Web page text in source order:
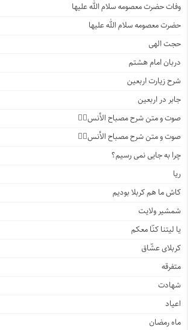
وفات حضرت معصومه سلام الله علیها
حضرت معصومه سلام الله علیها
حجت الهی
دربان امام هشتم
شرح زیارت اربعین
جابر در اربعین
صوت و متن شرح مصباح الأنس۴️⃣
صوت و متن شرح مصباح الأنس۳️⃣
چرا به جایی نمی رسیم؟
ریا
کاش ما هم کربلا بودیم
شمشیر ولایت
یا لیتنا کنّا معکم
کربلای عشّاق
متفرقه
شهادت
اعیاد
ماه رمضان